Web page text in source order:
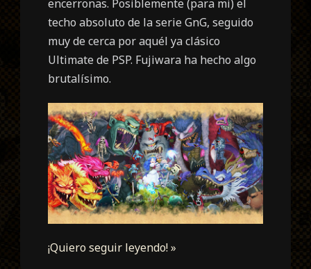
encerronas. Posiblemente (para mi) el
techo absoluto de la serie GnG, seguido
muy de cerca por aquél ya clásico
Ultimate de PSP. Fujiwara ha hecho algo
brutalísimo.
¡Quiero seguir leyendo! »